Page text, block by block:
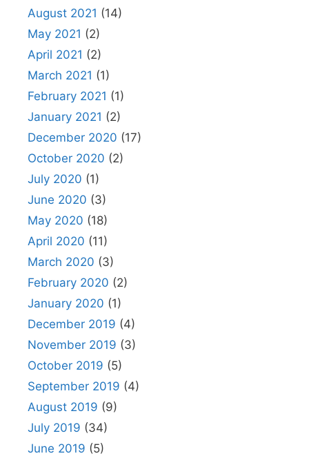
August 2021 (14)
May 2021 (2)
April 2021 (2)
March 2021 (1)
February 2021 (1)
January 2021 (2)
December 2020 (17)
October 2020 (2)
July 2020 (1)
June 2020 (3)
May 2020 (18)
April 2020 (11)
March 2020 (3)
February 2020 (2)
January 2020 (1)
December 2019 (4)
November 2019 (3)
October 2019 (5)
September 2019 (4)
August 2019 (9)
July 2019 (34)
June 2019 (5)